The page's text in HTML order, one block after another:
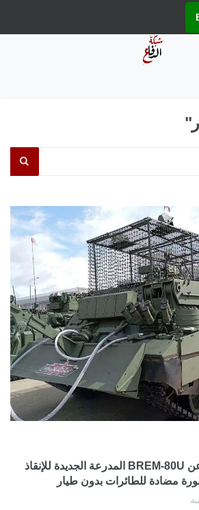
روسيا تكشف النقاب عن BREM-80U المدرعة الجديدة للإنقاذ
مضادة للطائرات بدون طيار